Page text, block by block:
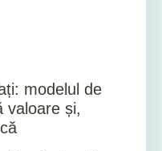
modelul de
valoare și,